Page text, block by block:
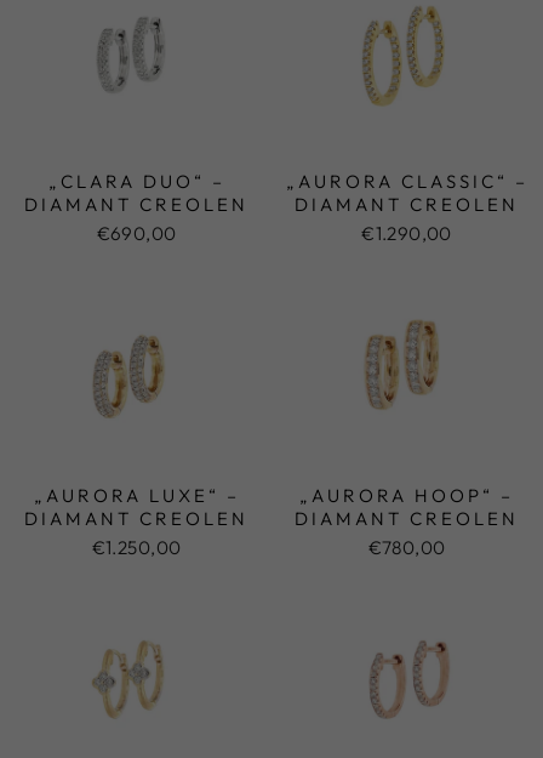
„CLARA DUO“ –
DIAMANT CREOLEN
€690,00
„AURORA CLASSIC“ –
DIAMANT CREOLEN
€1.290,00
„AURORA LUXE“ –
DIAMANT CREOLEN
€1.250,00
„AURORA HOOP“ –
DIAMANT CREOLEN
€780,00